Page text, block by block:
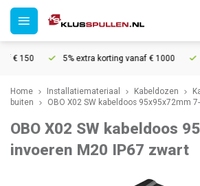
€ 150 5% extra korting vanaf € 1000
Home Installatiemateriaal Kabeldozen
buiten
OBO X02 SW kabeldoos 95x95x72mm
OBO X02 SW kabeldoos
invoeren M20 IP67 zwart